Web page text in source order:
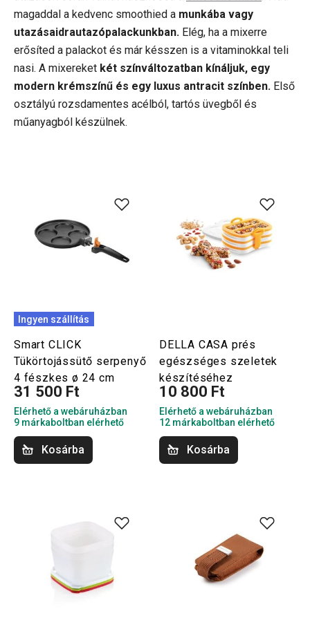
magaddal a kedvenc smoothied a munkába vagy
utazásaidrautazópalackunkban. Elég, ha a mixerre
erősíted a palackot és már késszen is a vitaminokkal teli
nasi. A mixereket két színváltozatban kínáljuk, egy
modern krémszínű és egy luxus antracit színben. Első
osztályú rozsdamentes acélból, tartós üvegből és
műanyagból készülnek.
Ingyen szállítás
Smart CLICK
Tükörtojássütő serpenyő
4 fészkes ø 24 cm
31 500 Ft
Elérhető a webáruházban
9 márkaboltban elérhető
Kosárba
DELLA CASA prés
egészséges szeletek
készítéséhez
10 800 Ft
Elérhető a webáruházban
12 márkaboltban elérhető
Kosárba